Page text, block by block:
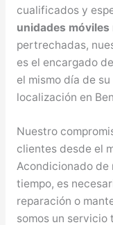
cualificados y
unidades móviles
pertrechadas,
es el encargado
el mismo día de
localización en
Nuestro
clientes desde el
Acondicionado de
tiempo, es
reparación o
somos un servicio